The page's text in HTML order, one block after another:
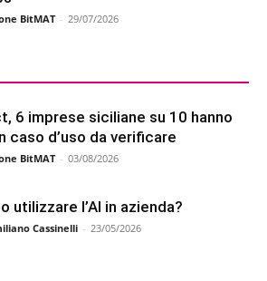
BitMAT - 29/07/2026
6 imprese siciliane su 10 hanno
caso d’uso da verificare
BitMAT - 03/08/2026
utilizzare l’AI in azienda?
Cassinelli - 23/05/2026